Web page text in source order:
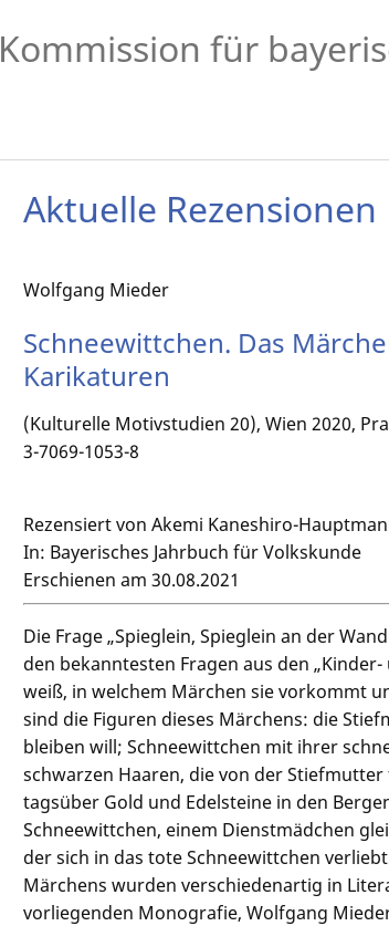
Kommission für
Aktuelle Rezensionen
Wolfgang Mieder
Schneewittchen. Das
Karikaturen
(Kulturelle Motivstudien 20), Wien 2020,
3-7069-1053-8
Rezensiert von Akemi Kaneshiro-
In: Bayerisches Jahrbuch für Volkskunde
Erschienen am 30.08.2021
Die Frage „Spieglein, Spieglein an der
den bekanntesten Fragen aus den
weiß, in welchem Märchen sie vorkommt
sind die Figuren dieses Märchens: die
bleiben will; Schneewittchen mit ihrer
schwarzen Haaren, die von der
tagsüber Gold und Edelsteine in den
Schneewittchen, einem Dienstmädchen
der sich in das tote Schneewittchen
Märchens wurden verschiedenartig in
vorliegenden Monografie, Wolfgang